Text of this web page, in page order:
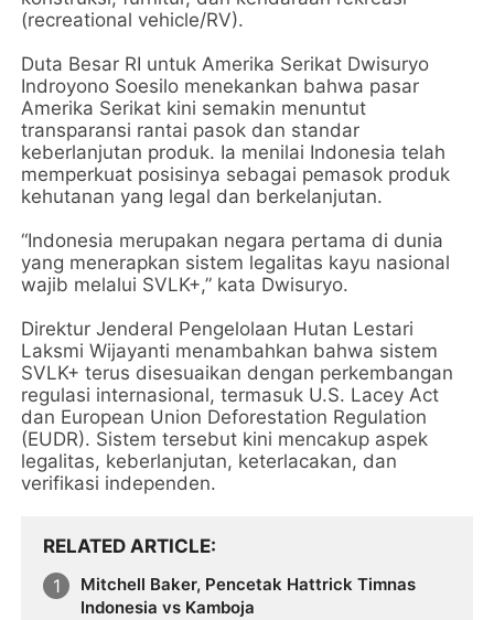
(recreational vehicle/RV).
Duta Besar RI untuk Amerika Serikat Dwisuryo
Indroyono Soesilo menekankan bahwa pasar
Amerika Serikat kini semakin menuntut
transparansi rantai pasok dan standar
keberlanjutan produk. Ia menilai Indonesia telah
memperkuat posisinya sebagai pemasok produk
kehutanan yang legal dan berkelanjutan.
“Indonesia merupakan negara pertama di dunia
yang menerapkan sistem legalitas kayu nasional
wajib melalui SVLK+,” kata Dwisuryo.
Direktur Jenderal Pengelolaan Hutan Lestari
Laksmi Wijayanti menambahkan bahwa sistem
SVLK+ terus disesuaikan dengan perkembangan
regulasi internasional, termasuk U.S. Lacey Act
dan European Union Deforestation Regulation
(EUDR). Sistem tersebut kini mencakup aspek
legalitas, keberlanjutan, keterlacakan, dan
verifikasi independen.
RELATED ARTICLE
Mitchell Baker, Pencetak Hattrick Timnas
Indonesia vs Kamboja